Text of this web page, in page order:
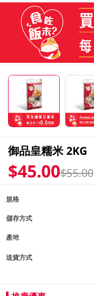
御品皇糯米 2KG
$45.00$55.00
規格
儲存方式
產地
送貨方式